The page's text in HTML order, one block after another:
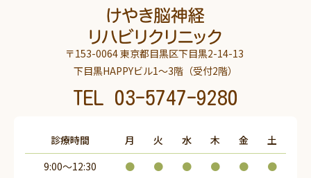
〒153-0064 東京都目黒区下目黒2-14-13
下目黒HAPPYビル1～3階（受付2階）
TEL 03-5747-9280
診療時間 月 火 水 木 金
土
9:00～12:30
● ● ● ● ●
●